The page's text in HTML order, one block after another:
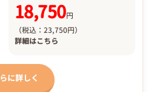
18,750円
（税込：23,750円）
詳細はこちら
に詳しく